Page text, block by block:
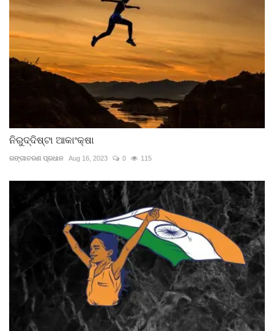
ନିରୁଦ୍ଦିଷ୍ଟା ଆକାଂକ୍ଷା
ରଙ୍ଗାଚରଣ ପ୍ରଧାନ Aug 16, 2023 0 115